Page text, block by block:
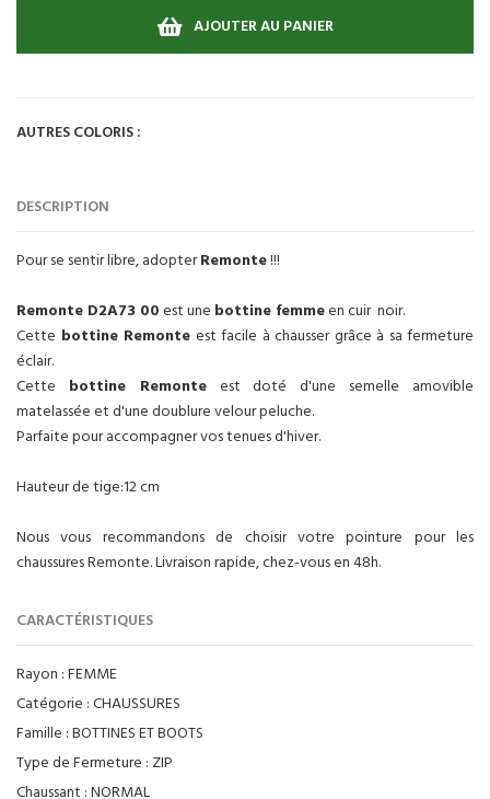
AJOUTER AU PANIER
AUTRES COLORIS :
DESCRIPTION
Pour se sentir libre, adopterRemonte!!!
Remonte D2A73 00est une bottine femmeen cuir noir.
Cette bottine Remonte est facile à chausser grâce à sa fermeture
éclair.
Cette bottine Remonteest doté d'une semelle amovible
matelassée et d'une doublure velour peluche.
Parfaite pour accompagner vos tenues d'hiver.
Hauteur de tige:12 cm
Nous vous recommandons de choisir votre pointure pour les
chaussures Remonte. Livraison rapide, chez-vous en 48h.
CARACTÉRISTIQUES
Rayon :FEMME
Catégorie :CHAUSSURES
Famille :BOTTINES ET BOOTS
Type de Fermeture : ZIP
Chaussant :NORMAL